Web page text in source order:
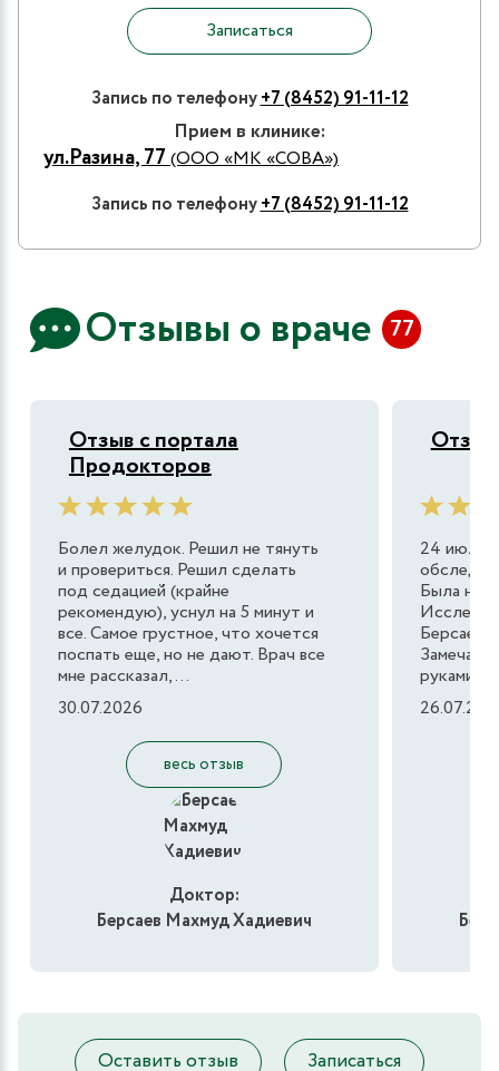
Записаться
Запись по телефону+7 (8452) 91-11-12
Прием в клинике:
ул.Разина, 77(ООО «МК «СОВА»)
Запись по телефону+7 (8452) 91-11-12
Отзывы о враче 77
Отзыв с портала
Продокторов
Болел желудок. Решил не тянуть
и провериться. Решил сделать
под седацией (крайне
рекомендую), уснул на 5 минут и
все. Самое грустное, что хочется
поспать еще, но не дают. Врач все
мне рассказал,...
30.07.2026
весь отзыв
Доктор:
Берсаев Махмуд Хадиевич
Отзыв
24 июля
Была на
Берсаев
руками.
Оставить отзыв Записаться